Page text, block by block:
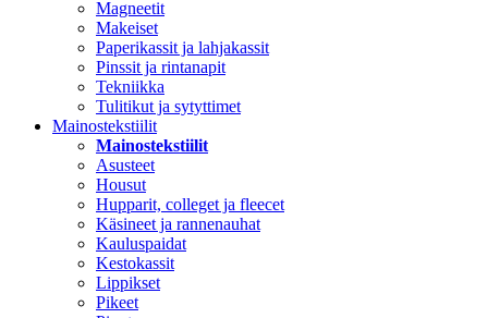
Magneetit
Makeiset
Paperikassit ja lahjakassit
Pinssit ja rintanapit
Tekniikka
Tulitikut ja sytyttimet
Mainostekstiilit
Mainostekstiilit
Asusteet
Housut
Hupparit, colleget ja fleecet
Käsineet ja rannenauhat
Kauluspaidat
Kestokassit
Lippikset
Pikeet